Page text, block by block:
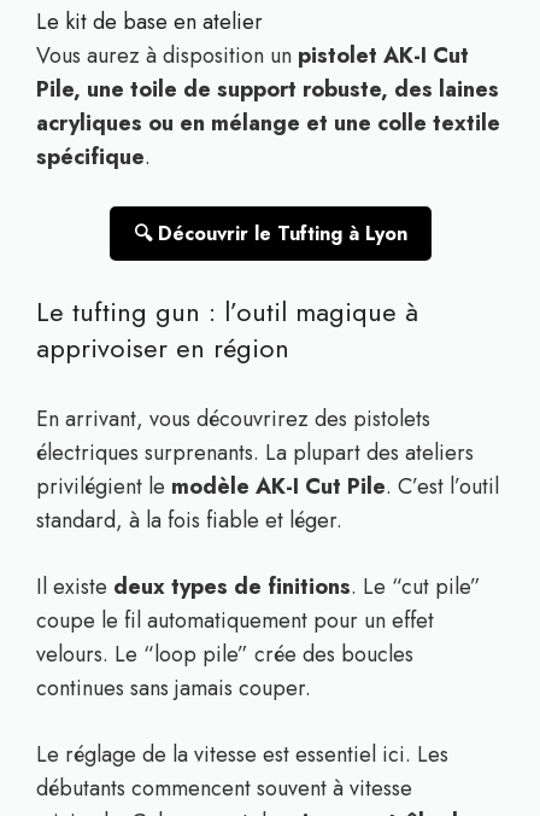
Le kit de base en atelier
Vous aurez à disposition un pistolet AK-I Cut
Pile, une toile de support robuste, des laines
acryliques ou en mélange et une colle textile
spécifique.
🔍 Découvrir le Tufting à Lyon
Le tufting gun : l’outil magique à
apprivoiser en région
En arrivant, vous découvrirez des pistolets
électriques surprenants. La plupart des ateliers
privilégient le modèle AK-I Cut Pile. C’est l’outil
standard, à la fois fiable et léger.
Il existe deux types de finitions. Le “cut pile”
coupe le fil automatiquement pour un effet
velours. Le “loop pile” crée des boucles
continues sans jamais couper.
Le réglage de la vitesse est essentiel ici. Les
débutants commencent souvent à vitesse